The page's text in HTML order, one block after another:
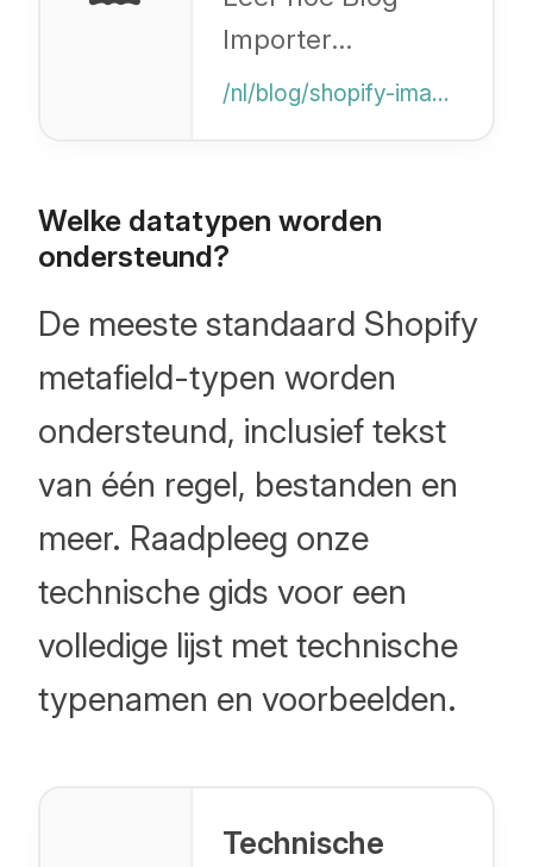
hosting
Importer
automatische
afhandelt tijdens
de migratie.
/nl/blog/shopify-image-hosting
Welke datatypen worden
ondersteund?
De meeste standaard Shopify
metafield-typen worden
ondersteund, inclusief tekst
van één regel, bestanden en
meer. Raadpleeg onze
technische gids voor een
volledige lijst met technische
typenamen en voorbeelden.
Technische